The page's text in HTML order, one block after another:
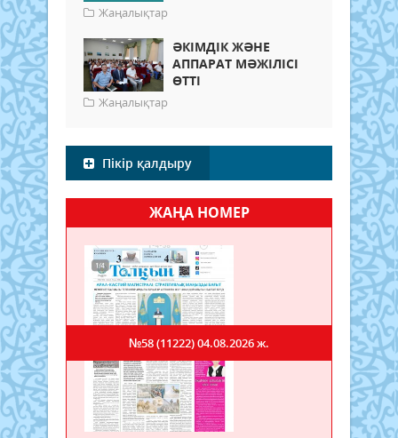
Жаңалықтар
ӘКІМДІК ЖӘНЕ
АППАРАТ МӘЖІЛІСІ
ӨТТІ
Жаңалықтар
Пікір қалдыру
ЖАҢА НОМЕР
№58 (11222)04.08.2026 ж.